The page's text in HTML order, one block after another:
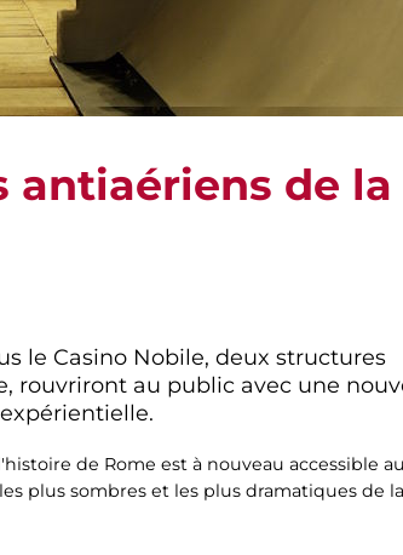
antiaériens de
le Casino Nobile, deux structures
rouvriront au public avec une
de Rome est à nouveau accessible
plus sombres et les plus dramatiques de